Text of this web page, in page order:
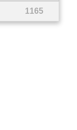
1165